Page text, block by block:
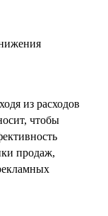
из расходов
чтобы
продаж,